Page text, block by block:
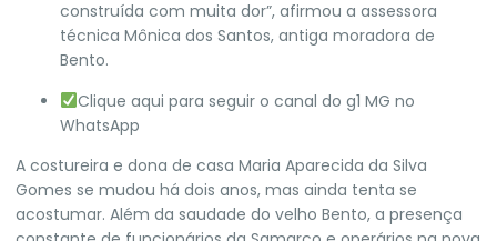
construída com muita dor”, afirmou a assessora
técnica Mônica dos Santos, antiga moradora de
Bento.
Clique aqui para seguir o canal do g1 MG no
WhatsApp
A costureira e dona de casa Maria Aparecida da Silva
Gomes se mudou há dois anos, mas ainda tenta se
acostumar. Além da saudade do velho Bento, a presença